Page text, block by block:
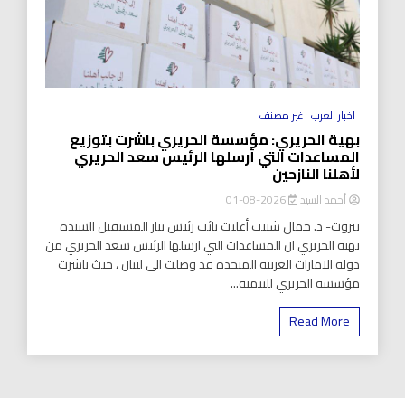
اخبار العرب غير مصنف
بهية الحريري: مؤسسة الحريري باشرت بتوزيع
المساعدات التي أرسلها الرئيس سعد الحريري
لأهلنا النازحين
أحمد السيد 2026-08-01
بيروت- د. جمال شبيب أعلنت نائب رئيس تيار المستقبل السيدة
بهية الحريري ان المساعدات التي ارسلها الرئيس سعد الحريري من
دولة الامارات العربية المتحدة قد وصلت الى لبنان ، حيث باشرت
مؤسسة الحريري للتنمية...
Read More